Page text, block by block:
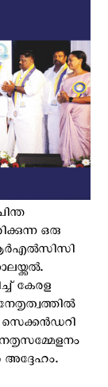
ഒരു
കേരള
അദ്ദേഹം.